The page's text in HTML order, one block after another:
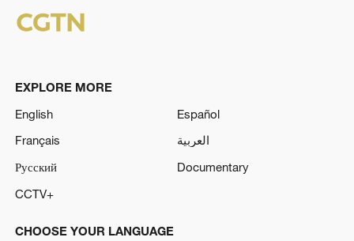
EXPLORE MORE
English
Español
Français
العربية
Русский
Documentary
CCTV+
CHOOSE YOUR LANGUAGE